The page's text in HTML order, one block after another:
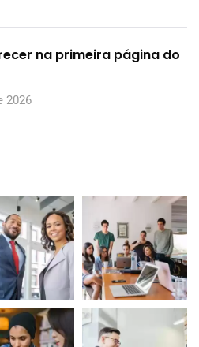
na primeira página do
2026